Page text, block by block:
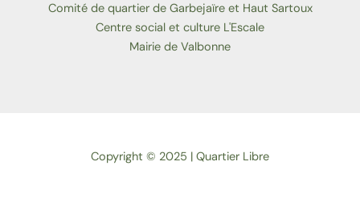
Comité de quartier de Garbejaïre et Haut Sartoux
Centre social et culture L'Escale
Mairie de Valbonne
Copyright © 2025 | Quartier Libre